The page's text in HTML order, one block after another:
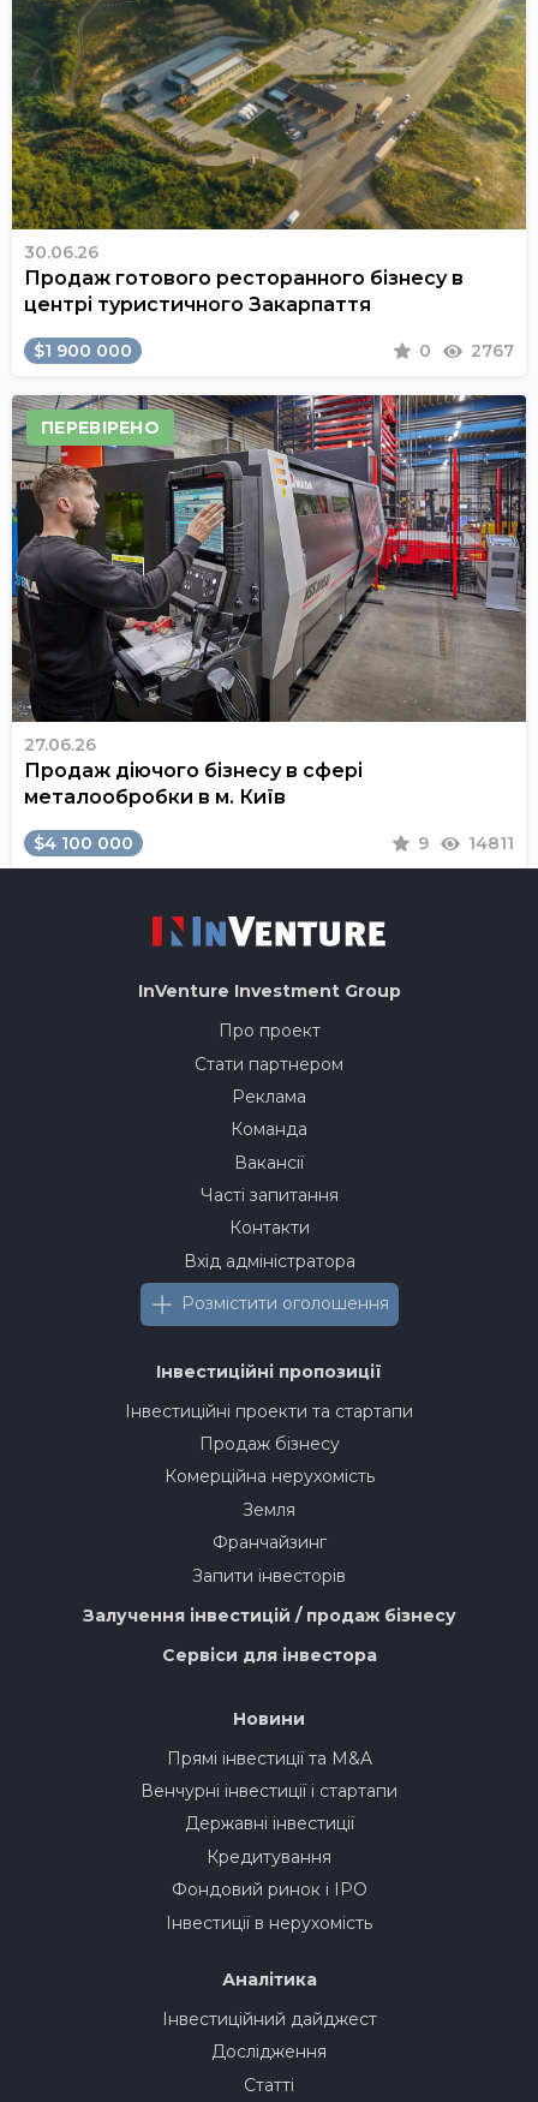
30.06.26
Продаж готового ресторанного бізнесу в
центрі туристичного Закарпаття
$1 900 000 0 2767
ПЕРЕВІРЕНО
27.06.26
Продаж діючого бізнесу в сфері
металообробки в м. Київ
$4 100 000 9 14811
InVenture Investment Group
Про проект
Стати партнером
Реклама
Команда
Вакансії
Часті запитання
Контакти
Вхід адміністратора
Розмістити оголошення
Інвестиційні пропозиції
Інвестиційні проекти та стартапи
Продаж бізнесу
Комерційна нерухомість
Земля
Франчайзинг
Запити інвесторів
Залучення інвестицій / продаж бізнесу
Сервіси для інвестора
Новини
Прямі інвестиції та M&A
Венчурні інвестиції і стартапи
Державні інвестиції
Кредитування
Фондовий ринок і IPO
Інвестиції в нерухомість
Аналітика
Інвестиційний дайджест
Дослідження
Статті